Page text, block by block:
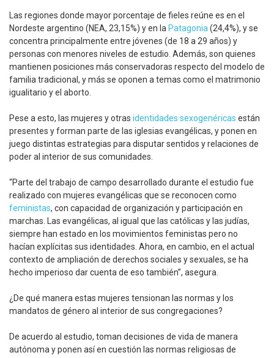
Las regiones donde mayor porcentaje de fieles reúne es en el
Nordeste argentino (NEA, 23,15%) y en la Patagonia (24,4%), y se
concentra principalmente entre jóvenes (de 18 a 29 años) y
personas con menores niveles de estudio. Además, son quienes
mantienen posiciones más conservadoras respecto del modelo de
familia tradicional, y más se oponen a temas como el matrimonio
igualitario y el aborto.
Pese a esto, las mujeres y otras identidades sexogenéricas están
presentes y forman parte de las iglesias evangélicas, y ponen en
juego distintas estrategias para disputar sentidos y relaciones de
poder al interior de sus comunidades.
“Parte del trabajo de campo desarrollado durante el estudio fue
realizado con mujeres evangélicas que se reconocen como
feministas, con capacidad de organización y participación en
marchas. Las evangélicas, al igual que las católicas y las judías,
siempre han estado en los movimientos feministas pero no
hacían explícitas sus identidades. Ahora, en cambio, en el actual
contexto de ampliación de derechos sociales y sexuales, se ha
hecho imperioso dar cuenta de eso también”, asegura.
¿De qué manera estas mujeres tensionan las normas y los
mandatos de género al interior de sus congregaciones?
De acuerdo al estudio, toman decisiones de vida de manera
autónoma y ponen así en cuestión las normas religiosas de